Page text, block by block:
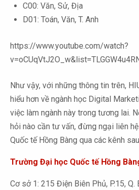
C00: Văn, Sử, Địa
D01: Toán, Văn, T. Anh
https://www.youtube.com/watch?
Như vậy, với những thông tin trên,
hiểu hơn về ngành học Digital
việc làm ngành này trong tương lai.
hỏi nào cần tư vấn, đừng ngại liên
Quốc tế Hồng Bàng qua các kênh
Trường Đại học Quốc tế Hồng
Cơ sở 1: 215 Điện Biên Phủ, P.15, Q.